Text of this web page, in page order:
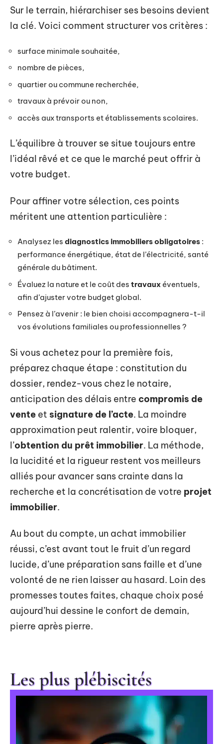
Sur le terrain, hiérarchiser ses besoins devient
la clé. Voici comment structurer vos critères :
surface minimale souhaitée,
nombre de pièces,
quartier ou commune recherchée,
travaux à prévoir ou non,
accès aux transports et établissements scolaires.
L’équilibre à trouver se situe toujours entre
l’idéal rêvé et ce que le marché peut offrir à
votre budget.
Pour affiner votre sélection, ces points
méritent une attention particulière :
Analysez les diagnostics immobiliers obligatoires :
performance énergétique, état de l’électricité, santé
générale du bâtiment.
Évaluez la nature et le coût des travaux éventuels,
afin d’ajuster votre budget global.
Pensez à l’avenir : le bien choisi accompagnera-t-il
vos évolutions familiales ou professionnelles ?
Si vous achetez pour la première fois,
préparez chaque étape : constitution du
dossier, rendez-vous chez le notaire,
anticipation des délais entre compromis de
vente et signature de l’acte. La moindre
approximation peut ralentir, voire bloquer,
l’obtention du prêt immobilier. La méthode,
la lucidité et la rigueur restent vos meilleurs
alliés pour avancer sans crainte dans la
recherche et la concrétisation de votre projet
immobilier.
Au bout du compte, un achat immobilier
réussi, c’est avant tout le fruit d’un regard
lucide, d’une préparation sans faille et d’une
volonté de ne rien laisser au hasard. Loin des
promesses toutes faites, chaque choix posé
aujourd’hui dessine le confort de demain,
pierre après pierre.
Les plus plébiscités